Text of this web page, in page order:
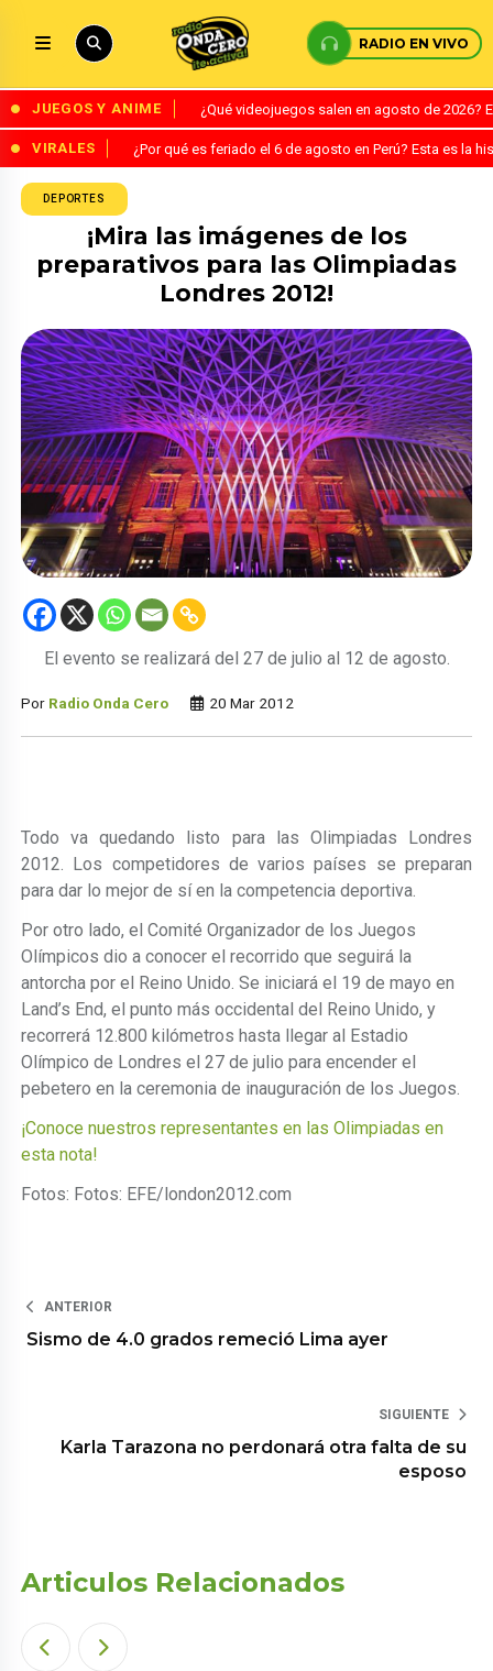
RADIO EN VIVO
JUEGOS Y ANIME ¿Qué videojuegos salen en agosto de
VIRALES ¿Por qué es feriado el 6 de agosto en Perú? Esta es la
DEPORTES
¡Mira las imágenes de los
preparativos para las Olimpiadas
Londres 2012!
El evento se realizará del 27 de julio al 12 de agosto.
Por Radio Onda Cero 20 Mar 2012
Todo va quedando listo para las Olimpiadas Londres
2012. Los competidores de varios países se preparan
para dar lo mejor de sí en la competencia deportiva.
Por otro lado, el Comité Organizador de los Juegos
Olímpicos dio a conocer el recorrido que seguirá la
antorcha por el Reino Unido. Se iniciará el 19 de mayo en
Land’s End, el punto más occidental del Reino Unido, y
recorrerá 12.800 kilómetros hasta llegar al Estadio
Olímpico de Londres el 27 de julio para encender el
pebetero en la ceremonia de inauguración de los Juegos.
¡Conoce nuestros representantes en las Olimpiadas en
esta nota!
Fotos: Fotos: EFE/london2012.com
ANTERIOR
Sismo de 4.0 grados remeció Lima ayer
SIGUIENTE
Karla Tarazona no perdonará otra falta de su
esposo
Articulos Relacionados